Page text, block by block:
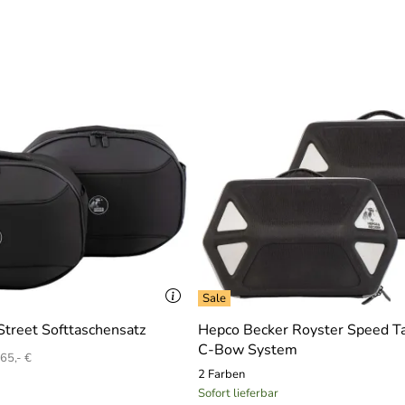
Softtaschensatz
€
Hepco Becker Royster Speed
C-Bow System
2 Farben
Sofort lieferbar